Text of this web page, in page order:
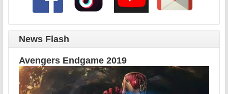
News Flash
Avengers Endgame 2019